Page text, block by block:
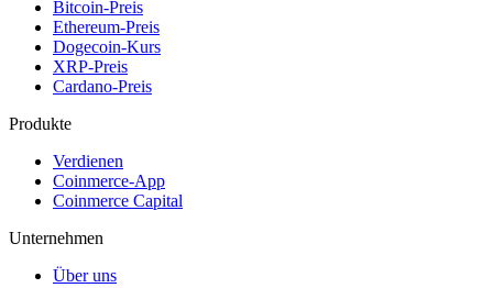
Bitcoin-Preis
Ethereum-Preis
Dogecoin-Kurs
XRP-Preis
Cardano-Preis
Produkte
Verdienen
Coinmerce-App
Coinmerce Capital
Unternehmen
Über uns